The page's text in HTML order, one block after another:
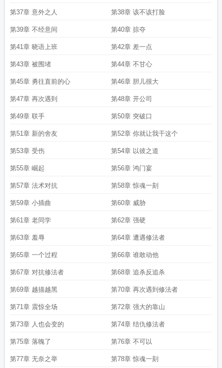
第37章 意外之人 第38章 该不该打脸
第39章 不经意间 第40章 掠夺
第41章 晓语上班 第42章 差一点
第43章 被围堵 第44章 不甘心
第45章 勇往直前的心 第46章 胆儿很大
第47章 再次遇到 第48章 开公司
第49章 联手 第50章 突破口
第51章 新的舍友 第52章 你就让我干这个
第53章 受伤 第54章 以彼之道
第55章 崛起 第56章 鸿门宴
第57章 法术对抗 第58章 惊魂一刻
第59章 小插曲 第60章 威胁
第61章 老同学 第62章 强硬
第63章 羞辱 第64章 遭遇修法者
第65章 一个过程 第66章 谁敢动他
第67章 对抗修法者 第68章 追杀反追杀
第69章 越描越黑 第70章 再次遇到修法者
第71章 震惊全场 第72章 强大的靠山
第73章 人也会变的 第74章 结仇修法者
第75章 落魄了 第76章 不可以
第77章 无奈之举 第78章 惊魂一刻